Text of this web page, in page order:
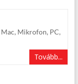
Mac, Mikrofon, PC,
Tovább...